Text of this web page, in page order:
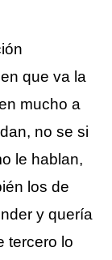
que va la
mucho a
no se si
le hablan,
los de
y quería
tercero lo